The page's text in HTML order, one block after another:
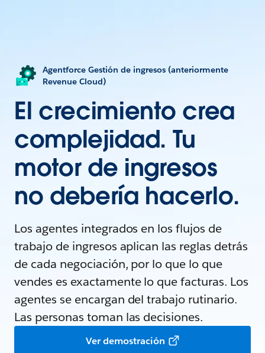
Agentforce Gestión de ingresos (anteriormente
Revenue Cloud)
El crecimiento crea
complejidad. Tu
motor de ingresos
no debería hacerlo.
Los agentes integrados en los flujos de
trabajo de ingresos aplican las reglas detrás
de cada negociación, por lo que lo que
vendes es exactamente lo que facturas. Los
agentes se encargan del trabajo rutinario.
Las personas toman las decisiones.
Ver demostración